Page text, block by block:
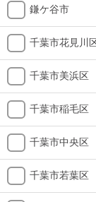
鎌ケ谷市
千葉市花見川
千葉市美浜区
千葉市稲毛区
千葉市中央区
千葉市若葉区